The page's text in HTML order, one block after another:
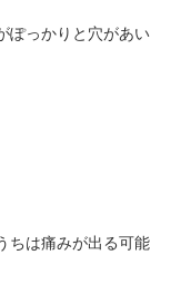
ぽっかりと穴があい
ちは痛みが出る可能